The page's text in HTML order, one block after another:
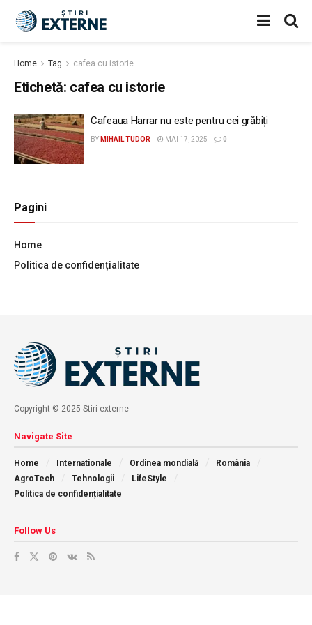
Home Tag cafea cu istorie
Etichetă: cafea cu istorie
Cafeaua Harrar nu este pentru cei grăbiți
BY MIHAIL TUDOR MAI 17, 2025 0
Pagini
Home
Politica de confidențialitate
Copyright © 2025 Stiri externe
Navigate Site
Home Internationale Ordinea mondială
România
AgroTech
Tehnologii
LifeStyle
Politica de confidențialitate
Follow Us